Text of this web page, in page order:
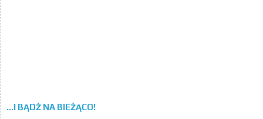
...I BĄDŹ NA BIEŻĄCO!